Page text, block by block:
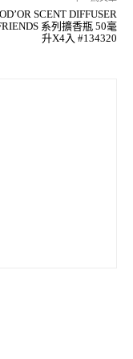
SCENT DIFFUSER
系列擴香瓶 50毫
升X4入 #134320